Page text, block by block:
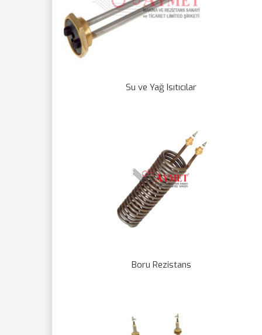
Su ve Yağ Isıtıcılar
Boru Rezistans